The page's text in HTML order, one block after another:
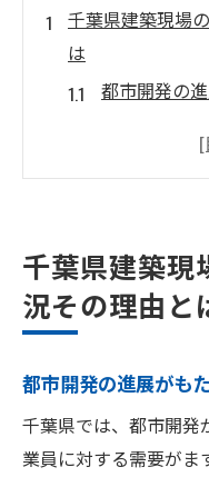
千葉県建築現場
は
都市開発の
公共事業プ
性
作業現場で
現場仕事の魅力
現場仕事で
千葉県での
千葉県建築現
況その理由と
都市開発の進展がも
千葉県では、都市開発
業員に対する需要がま